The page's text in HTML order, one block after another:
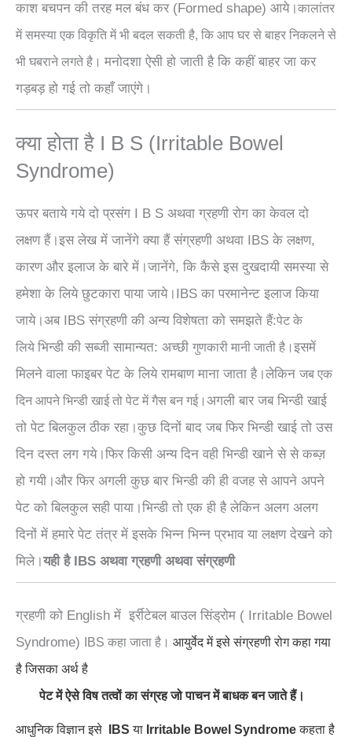
काश बचपन की तरह मल बंध कर (Formed shape) आये।कालांतर
में समस्या एक विकृति में भी बदल सकती है, कि आप घर से बाहर निकलने से
भी घबराने लगते है। मनोदशा ऐसी हो जाती है कि कहीं बाहर जा कर
गड़बड़ हो गई तो कहाँ जाएंगे।
क्या होता है I B S (Irritable Bowel
Syndrome)
ऊपर बताये गये दो प्रसंग I B S अथवा ग्रहणी रोग का केवल दो
लक्षण हैं।इस लेख में जानेंगे क्या हैं संग्रहणी अथवा IBS के लक्षण,
कारण और इलाज के बारे में।जानेंगे, कि कैसे इस दुखदायी समस्या से
हमेशा के लिये छुटकारा पाया जाये।IBS का परमानेन्ट इलाज किया
जाये।अब IBS संग्रहणी की अन्य विशेषता को समझते हैं:पेट के
लिये भिन्डी की सब्जी सामान्यत: अच्छी गुणकारी मानी जाती है। इसमें
मिलने वाला फाइबर पेट के लिये रामबाण माना जाता है।लेकिन जब एक
दिन आपने भिन्डी खाई तो पेट में गैस बन गई। अगली बार जब भिन्डी खाई
तो पेट बिलकुल ठीक रहा।कुछ दिनों बाद जब फिर भिन्डी खाई तो उस
दिन दस्त लग गये।फिर किसी अन्य दिन वही भिन्डी खाने से से कब्ज़
हो गयी।और फिर अगली कुछ बार भिन्डी की ही वजह से आपने अपने
पेट को बिलकुल सही पाया।भिन्डी तो एक ही है लेकिन अलग अलग
दिनों में हमारे पेट तंत्र में इसके भिन्न भिन्न प्रभाव या लक्षण देखने को
मिले।यही है IBS अथवा ग्रहणी अथवा संग्रहणी
ग्रहणी को English में इर्रीटेबल बाउल सिंड्रोम ( Irritable Bowel
Syndrome)
IBS कहा जाता है। आयुर्वेद में इसे संग्रहणी रोग कहा गया
है जिसका अर्थ है
पेट में ऐसे विष तत्वों का संग्रह जो पाचन में बाधक बन जाते हैं।
आधुनिक विज्ञान इसे IBS या Irritable Bowel Syndromeकहता है